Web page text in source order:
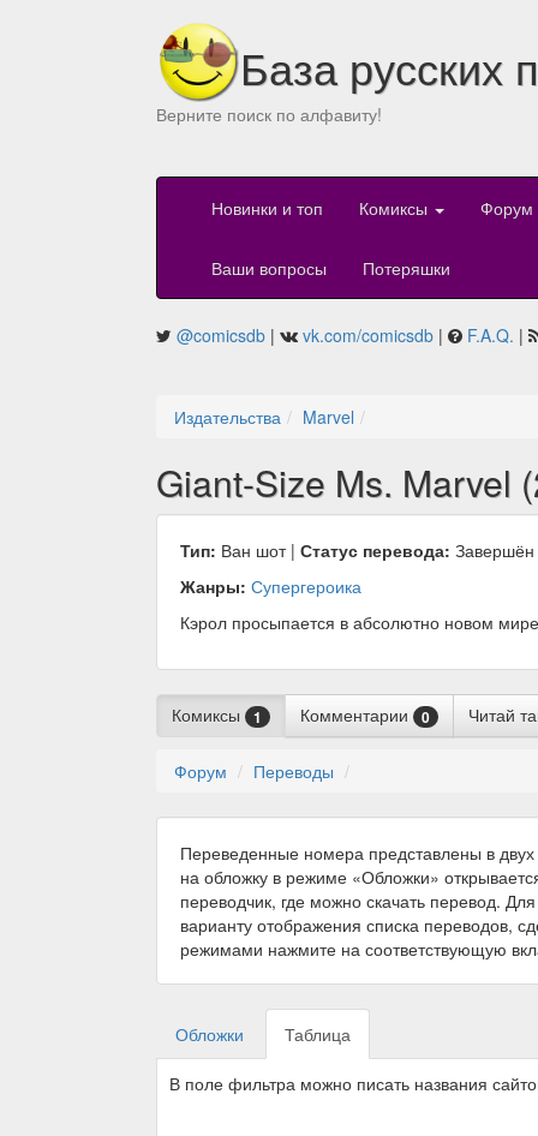
База русских
Верните поиск по алфавиту!
Новинки и топ Комиксы Форум
Ваши вопросы Потеряшки
@comicsdb | vk.com/comicsdb | F.A.Q. |
Издательства Marvel
Giant-Size Ms. Marvel
Тип: Ван шот | Статус перевода:
Жанры: Супергероика
Кэрол просыпается в абсолютно новом
Комиксы 1 Комментарии 0 Читай
Форум Переводы
Переведенные номера представлены в
на обложку в режиме «Обложки»
переводчик, где можно скачать перевод.
варианту отображения списка переводов,
режимами нажмите на соответствующую
Обложки Таблица
В поле фильтра можно писать названия